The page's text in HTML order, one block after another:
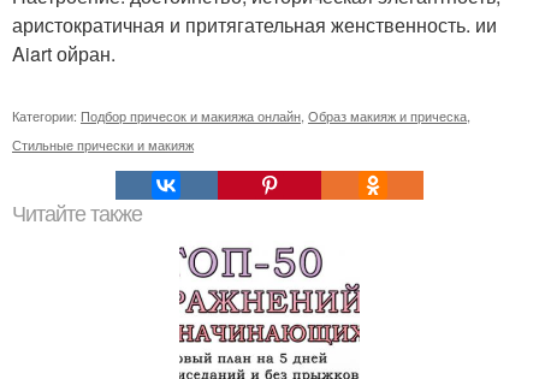
аристократичная и притягательная женственность. ии
Aiart ойран.
Категории: Подбор причесок и макияжа онлайн Образ макияж и прическа
Стильные прически и макияж
Читайте также